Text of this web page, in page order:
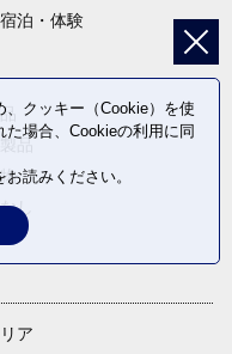
泊・体験
品
し
ア
クッキー（Cookie）を使
場合、Cookieの利用に同
お読みください。